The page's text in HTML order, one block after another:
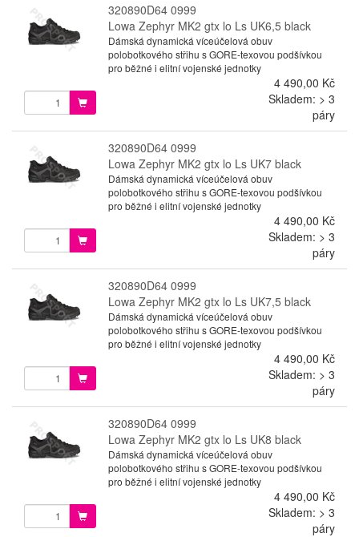
320890D64 0999
Lowa Zephyr MK2 gtx lo Ls UK6,5 black
Dámská dynamická víceúčelová obuv
polobotkového střihu s GORE-texovou podšívkou
pro běžné i elitní vojenské jednotky
4 490,00 Kč
Skladem: > 3
páry
320890D64 0999
Lowa Zephyr MK2 gtx lo Ls UK7 black
Dámská dynamická víceúčelová obuv
polobotkového střihu s GORE-texovou podšívkou
pro běžné i elitní vojenské jednotky
4 490,00 Kč
Skladem: > 3
páry
320890D64 0999
Lowa Zephyr MK2 gtx lo Ls UK7,5 black
Dámská dynamická víceúčelová obuv
polobotkového střihu s GORE-texovou podšívkou
pro běžné i elitní vojenské jednotky
4 490,00 Kč
Skladem: > 3
páry
320890D64 0999
Lowa Zephyr MK2 gtx lo Ls UK8 black
Dámská dynamická víceúčelová obuv
polobotkového střihu s GORE-texovou podšívkou
pro běžné i elitní vojenské jednotky
4 490,00 Kč
Skladem: > 3
páry